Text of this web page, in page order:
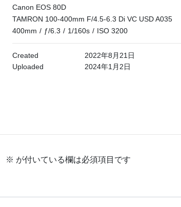
Canon EOS 80D
TAMRON 100-400mm F/4.5-6.3 Di VC USD A035
400mm / ƒ/6.3 / 1/160s / ISO 3200
Created
2022年8月21日
Uploaded
2024年1月2日
※ が付いている欄は必須項目です